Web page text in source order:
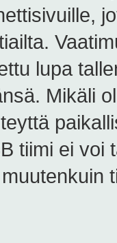
lupa
Mikäli
tiimi ei